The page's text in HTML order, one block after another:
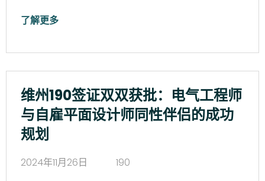
了解更多
维州190签证双双获批：电气工程师
与自雇平面设计师同性伴侣的成功
规划
2024年11月26日
190